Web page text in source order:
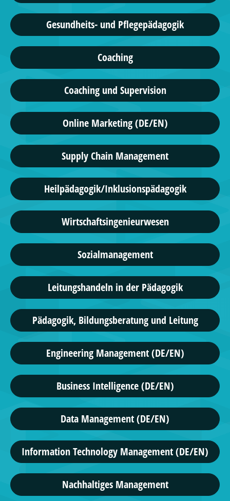
Gesundheits- und Pflegepädagogik
Coaching
Coaching und Supervision
Online Marketing (DE/EN)
Supply Chain Management
Heilpädagogik/Inklusionspädagogik
Wirtschaftsingenieurwesen
Sozialmanagement
Leitungshandeln in der Pädagogik
Pädagogik, Bildungsberatung und Leitung
Engineering Management (DE/EN)
Business Intelligence (DE/EN)
Data Management (DE/EN)
Information Technology Management (DE/EN)
Nachhaltiges Management